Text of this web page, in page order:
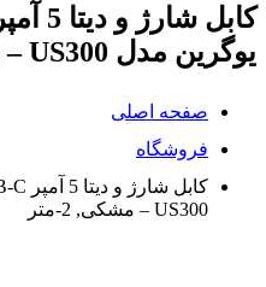
یوگرین مدل US300 – مشکی, 2-متر
صفحه اصلی
فروشگاه
US300 – مشکی, 2-متر